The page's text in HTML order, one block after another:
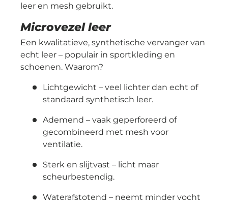
leer en mesh gebruikt.
Microvezel leer
Een kwalitatieve, synthetische vervanger van
echt leer – populair in sportkleding en
schoenen. Waarom?
Lichtgewicht – veel lichter dan echt of
standaard synthetisch leer.
Ademend – vaak geperforeerd of
gecombineerd met mesh voor
ventilatie.
Sterk en slijtvast – licht maar
scheurbestendig.
Waterafstotend – neemt minder vocht